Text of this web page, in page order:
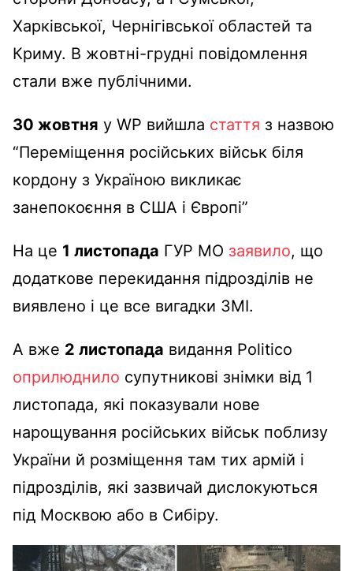
Харківської, Чернігівської областей та
Криму. В жовтні-грудні повідомлення
стали вже публічними.
30 жовтня у WP вийшла стаття з назвою
“Переміщення російських військ біля
кордону з Україною викликає
занепокоєння в США і Європі”
На це 1 листопада ГУР МО заявило, що
додаткове перекидання підрозділів не
виявлено і це все вигадки ЗМІ.
А вже 2 листопада видання Politico
оприлюднило супутникові знімки від 1
листопада, які показували нове
нарощування російських військ поблизу
України й розміщення там тих армій і
підрозділів, які зазвичай дислокуються
під Москвою або в Сибіру.